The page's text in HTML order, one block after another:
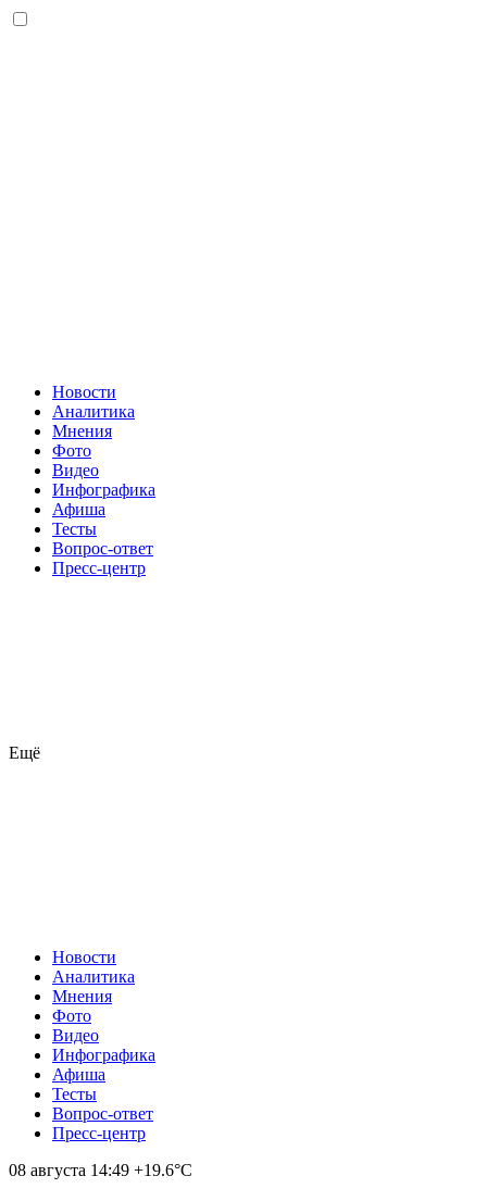
Новости
Аналитика
Мнения
Фото
Видео
Инфографика
Афиша
Тесты
Вопрос-ответ
Пресс-центр
Ещё
Новости
Аналитика
Мнения
Фото
Видео
Инфографика
Афиша
Тесты
Вопрос-ответ
Пресс-центр
08 августа 14:49 +19.6°С